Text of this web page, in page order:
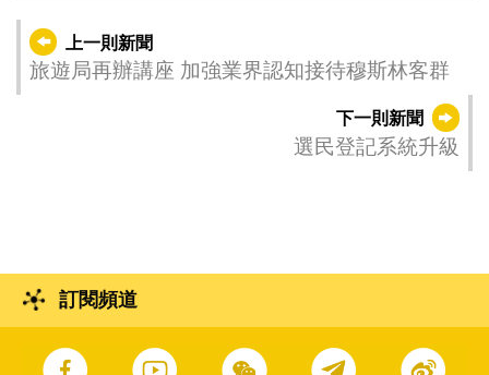
上一則新聞
旅遊局再辦講座 加強業界認知接待穆斯林客群
下一則新聞
選民登記系統升級
訂閱頻道